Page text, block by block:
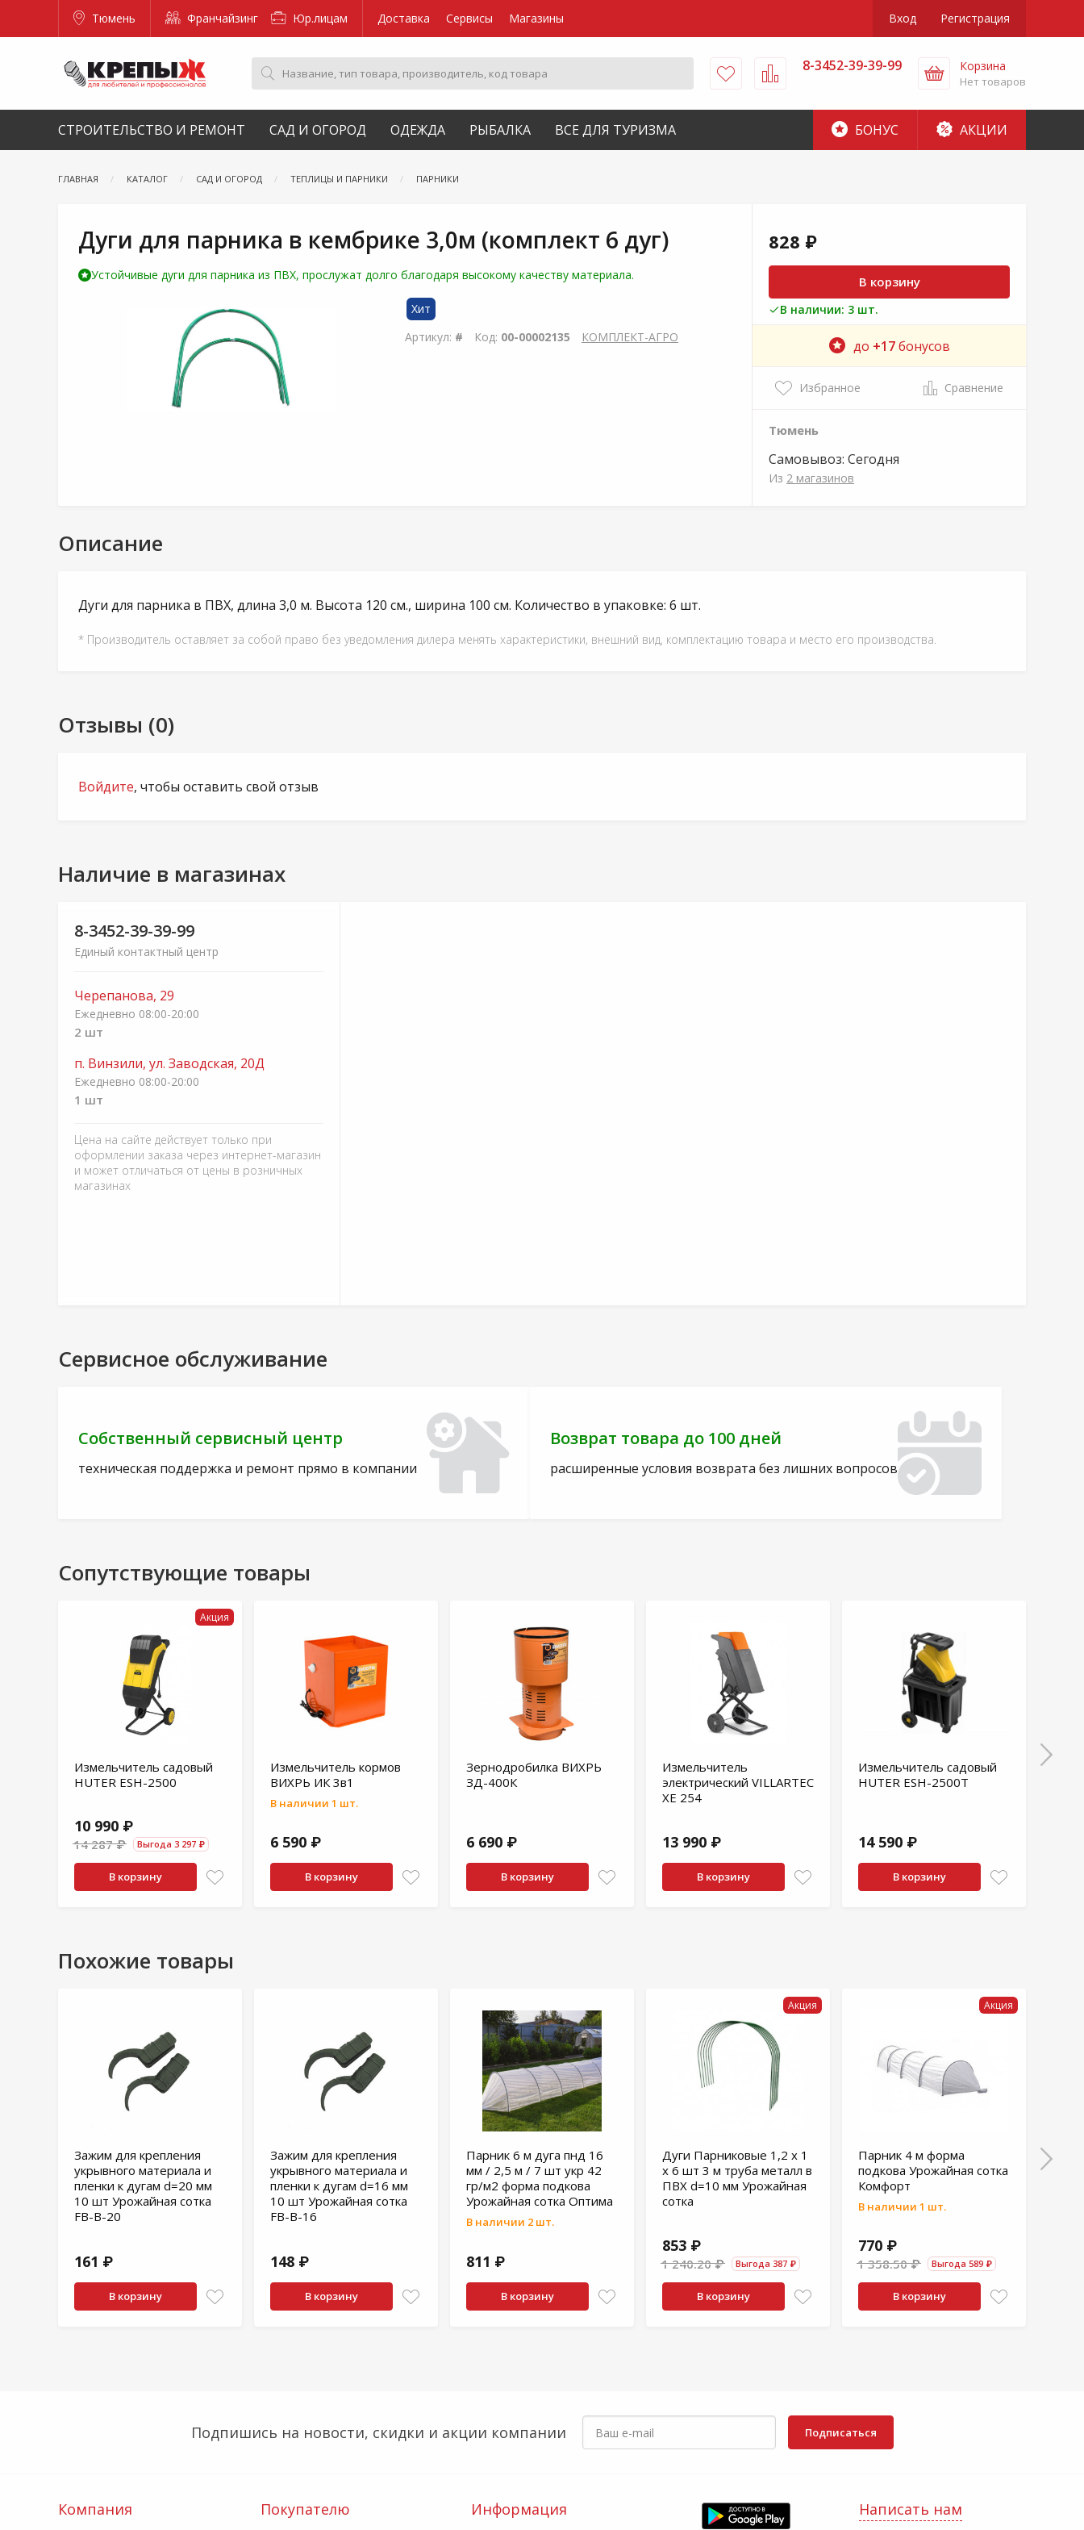
Тюмень Франчайзинг Юр.лицам Доставка Сервисы Магазины Вход Регистрация
8-3452-39-39-99 Корзина
Нет товаров
СТРОИТЕЛЬСТВО И РЕМОНТ САД И ОГОРОД ОДЕЖДА РЫБАЛКА ВСЕ ДЛЯ ТУРИЗМА БОНУС АКЦИИ
ГЛАВНАЯ КАТАЛОГ САД И ОГОРОД ТЕПЛИЦЫ И ПАРНИКИ ПАРНИКИ
Дуги для парника в кембрике 3,0м (комплект 6 дуг)
Устойчивые дуги для парника из ПВХ, прослужат долго благодаря высокому качеству материала.
Хит
Артикул: # Код: 00-00002135 КОМПЛЕКТ-АГРО
828 ₽
В корзину
В наличии: 3 шт.
до +17бонусов
Избранное Сравнение
Тюмень
Самовывоз: Сегодня
Из 2 магазинов
Описание
Дуги для парника в ПВХ, длина 3,0 м. Высота 120 см., ширина 100 см. Количество в упаковке: 6 шт.
* Производитель оставляет за собой право без уведомления дилера менять характеристики, внешний вид, комплектацию товара и место его производства.
Отзывы (0)
Войдите, чтобы оставить свой отзыв
Наличие в магазинах
8-3452-39-39-99
Единый контактный центр
Черепанова, 29
Ежедневно 08:00-20:00
2 шт
п. Винзили, ул. Заводская, 20Д
Ежедневно 08:00-20:00
1 шт
Цена на сайте действует только при
оформлении заказа через интернет-магазин
и может отличаться от цены в розничных
магазинах
Сервисное обслуживание
Собственный сервисный центр
техническая поддержка и ремонт прямо в компании
Возврат товара до 100 дней
расширенные условия возврата без лишних вопросов
Сопутствующие товары
Акция
Измельчитель садовый
HUTER ESH-2500
10 990 ₽
14 287 ₽ Выгода 3 297 ₽
В корзину
Измельчитель кормов
ВИХРЬ ИК 3в1
В наличии 1 шт.
6 590 ₽
В корзину
Зернодробилка ВИХРЬ
ЗД-400К
6 690 ₽
В корзину
Измельчитель
электрический VILLARTEC
XE 254
13 990 ₽
В корзину
Измельчитель садовый
HUTER ESH-2500T
14 590 ₽
В корзину
Похожие товары
Зажим для крепления
укрывного материала и
пленки к дугам d=20 мм
10 шт Урожайная сотка
FB-B-20
161 ₽
В корзину
Зажим для крепления
укрывного материала и
пленки к дугам d=16 мм
10 шт Урожайная сотка
FB-B-16
148 ₽
В корзину
Парник 6 м дуга пнд 16
мм / 2,5 м / 7 шт укр 42
гр/м2 форма подкова
Урожайная сотка Оптима
В наличии 2 шт.
811 ₽
В корзину
Акция
Дуги Парниковые 1,2 х 1
х 6 шт 3 м труба металл в
ПВХ d=10 мм Урожайная
сотка
853 ₽
1 240.20 ₽ Выгода 387 ₽
В корзину
Акция
Парник 4 м форма
подкова Урожайная сотка
Комфорт
В наличии 1 шт.
770 ₽
1 358.50 ₽ Выгода 589 ₽
В корзину
Подпишись на новости, скидки и акции компании Подписаться
Компания Покупателю Информация Написать нам